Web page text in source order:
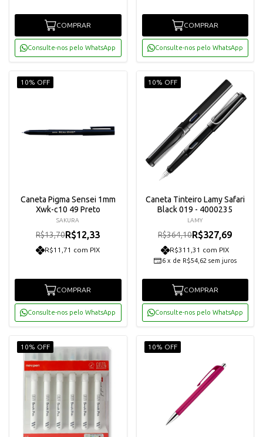
COMPRAR
Consulte-nos pelo WhatsApp
COMPRAR
Consulte-nos pelo WhatsApp
10% OFF
Caneta Pigma Sensei 1mm
Xwk-c10 49 Preto
SAKURA
R$13,70R$12,33
R$11,71 com PIX
COMPRAR
Consulte-nos pelo WhatsApp
10% OFF
Caneta Tinteiro Lamy Safari
Black 019 - 4000235
LAMY
R$364,10R$327,69
R$311,31 com PIX
6 x de R$54,62 sem juros
COMPRAR
Consulte-nos pelo WhatsApp
10% OFF 10% OFF